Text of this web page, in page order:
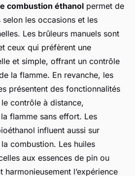
combustion éthanol permet de
les occasions et les
Les brûleurs manuels sont
ceux qui préfèrent une
et simple, offrant un contrôle
la flamme. En revanche, les
présentent des fonctionnalités
contrôle à distance,
flamme sans effort. Les
influent aussi sur
combustion. Les huiles
aux essences de pin ou
harmonieusement l’expérience